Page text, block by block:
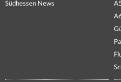
Südhessen News